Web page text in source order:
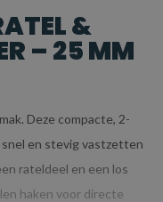
&
– 25 MM
Deze compacte, 2-
en stevig vastzetten
rateldeel en een los
haken voor directe